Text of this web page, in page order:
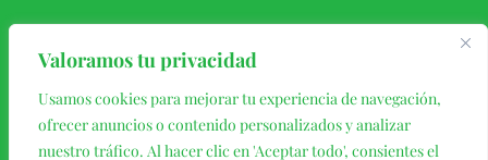
Valoramos tu privacidad
Usamos cookies para mejorar tu experiencia de navegación,
ofrecer anuncios o contenido personalizados y analizar
nuestro tráfico. Al hacer clic en 'Aceptar todo', consientes el